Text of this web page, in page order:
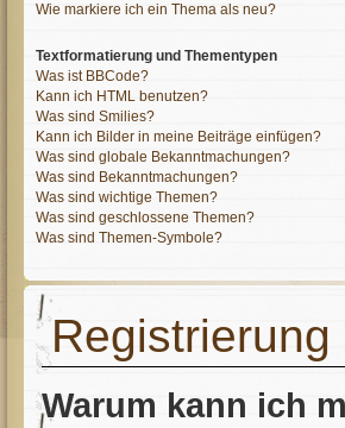
Wie markiere ich ein Thema als neu?
Textformatierung und Thementypen
Was ist BBCode?
Kann ich HTML benutzen?
Was sind Smilies?
Kann ich Bilder in meine Beiträge einfügen?
Was sind globale Bekanntmachungen?
Was sind Bekanntmachungen?
Was sind wichtige Themen?
Was sind geschlossene Themen?
Was sind Themen-Symbole?
Warum kann ich